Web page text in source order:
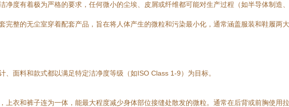
净度有着极为严格的要求，任何微小的尘埃、皮屑或纤维都可能对生产过程（如半导体制造
完整的无尘室穿着配套产品，旨在将人体产生的微粒和污染最小化，通常涵盖服装和鞋履两
、面料和款式都以满足特定洁净度等级（如ISO Class 1-9）为目标。
上衣和裤子连为一体，能最大程度减少身体部位接缝处散发的微粒。通常在后背或前胸使用